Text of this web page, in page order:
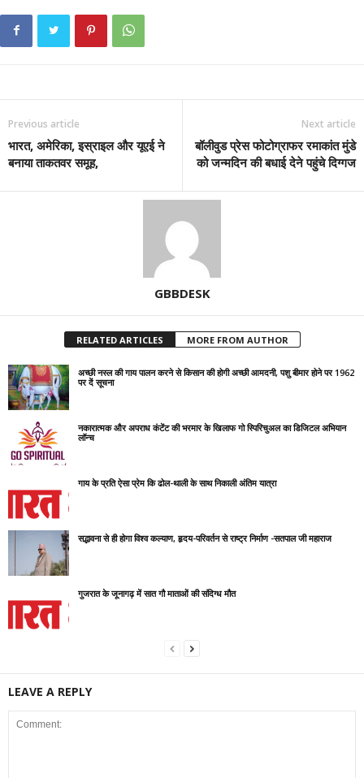
Previous article
भारत, अमेरिका, इस्राइल और यूएई ने
बनाया ताकतवर समूह,
Next article
बॉलीवुड प्रेस फोटोग्राफर रमाकांत मुंडे
को जन्मदिन की बधाई देने पहुंचे दिग्गज
GBBDESK
RELATED ARTICLES MORE FROM AUTHOR
अच्छी नस्ल की गाय पालन करने से किसान की होगी अच्छी आमदनी, पशु बीमार होने पर 1962
पर दें सूचना
नकारात्मक और अपराध कंटेंट की भरमार के खिलाफ गो स्पिरिचुअल का डिजिटल अभियान
लॉन्च
गाय के प्रति ऐसा प्रेम कि ढोल-थाली के साथ निकाली अंतिम यात्रा
सद्भावना से ही होगा विश्व कल्याण, हृदय-परिवर्तन से राष्ट्र निर्माण -सतपाल जी महाराज
गुजरात के जूनागढ़ में सात गौ माताओं की संदिग्ध मौत
LEAVE A REPLY